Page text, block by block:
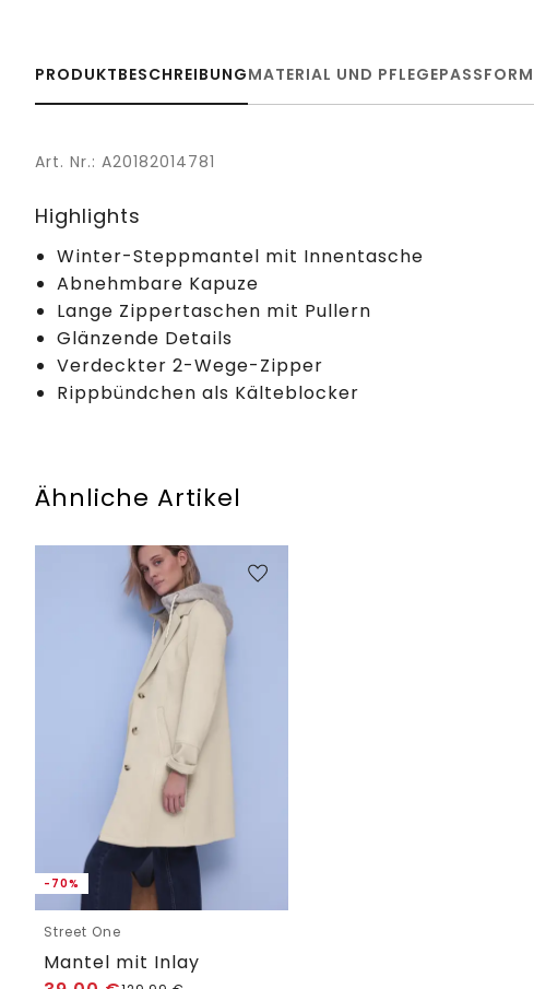
PRODUKTBESCHREIBUNGMATERIAL UND PFLEGEPASSFORM
Art. Nr.: A20182014781
Highlights
Winter-Steppmantel mit Innentasche
Abnehmbare Kapuze
Lange Zippertaschen mit Pullern
Glänzende Details
Verdeckter 2-Wege-Zipper
Rippbündchen als Kälteblocker
Ähnliche Artikel
-70%
Street One
Mantel mit Inlay